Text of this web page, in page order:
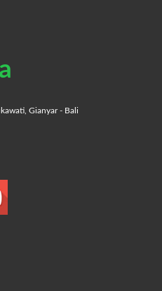
Gianyar - Bali